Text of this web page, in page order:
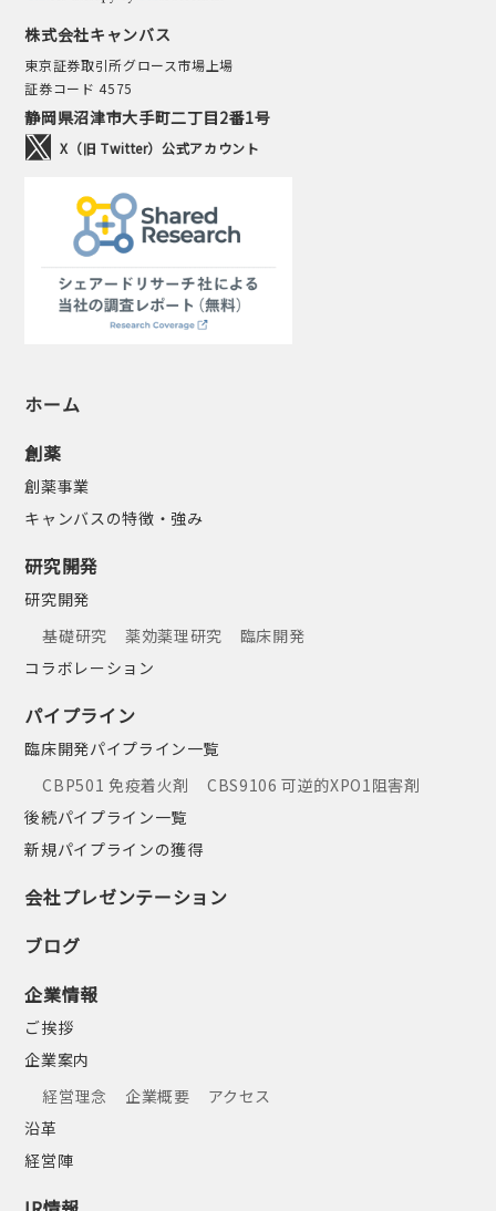
株式会社キャンバス
東京証券取引所グロース市場上場
証券コード 4575
静岡県沼津市大手町二丁目2番1号
X（旧 Twitter）公式アカウント
ホーム
創薬
創薬事業
キャンバスの特徴・強み
研究開発
研究開発
基礎研究
薬効薬理研究
臨床開発
コラボレーション
パイプライン
臨床開発パイプライン一覧
CBP501 免疫着火剤
CBS9106 可逆的XPO1阻害剤
後続パイプライン一覧
新規パイプラインの獲得
会社プレゼンテーション
ブログ
企業情報
ご挨拶
企業案内
経営理念
企業概要
アクセス
沿革
経営陣